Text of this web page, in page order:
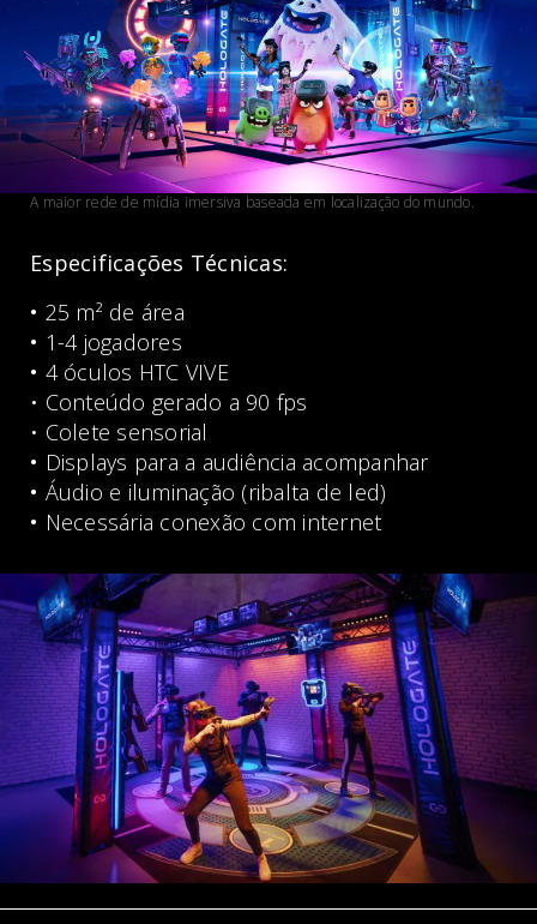
A maior rede de mídia imersiva baseada em localização do mundo.
Especificações Técnicas:
• 25 m² de área
• 1-4 jogadores
• 4 óculos HTC VIVE
• Conteúdo gerado a 90 fps
• Colete sensorial
• Displays para a audiência acompanhar
• Áudio e iluminação (ribalta de led)
• Necessária conexão com internet